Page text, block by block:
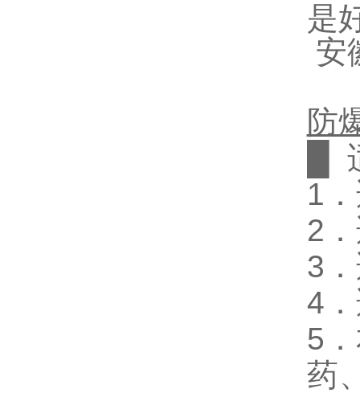
是
安
防
1
2
3
4
5
药